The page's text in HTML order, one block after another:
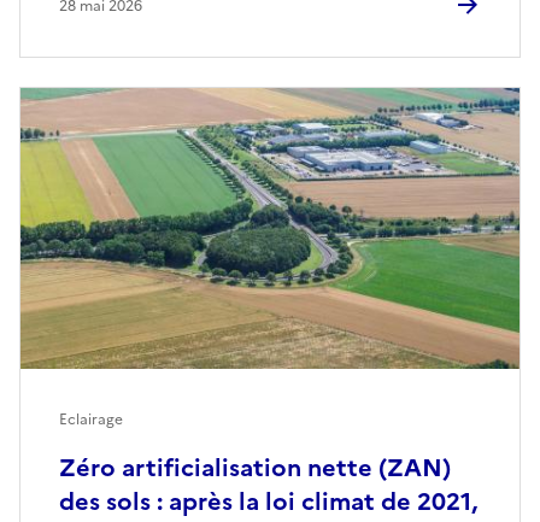
28 mai 2026
Zéro artificialisation nette (ZAN)
des sols : après la loi climat de 2021,
Eclairage